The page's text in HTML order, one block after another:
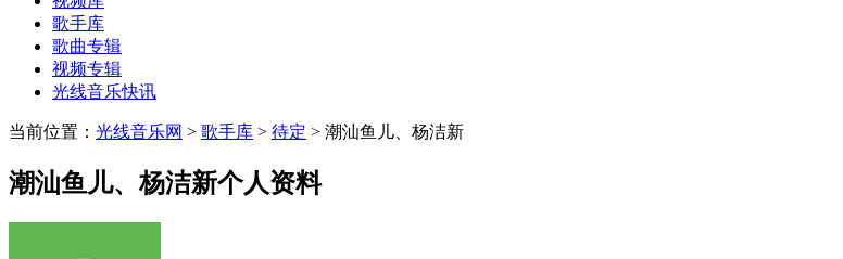
歌手库
歌曲专辑
视频专辑
光线音乐快讯
当前位置： 光线音乐网 > 歌手库 > 待定 > 潮汕鱼儿、杨洁新
潮汕鱼儿、杨洁新个人资料